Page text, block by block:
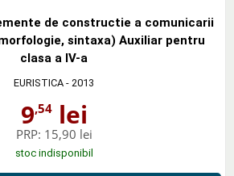
de constructie a comunicarii
sintaxa) Auxiliar pentru
clasa a IV-a
EURISTICA - 2013
9,54lei
PRP: 15,90 lei
stoc indisponibil